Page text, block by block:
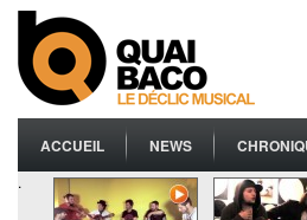
ACCUEIL NEWS
.